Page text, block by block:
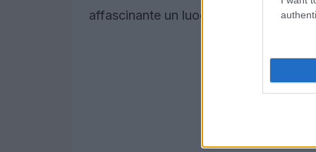
affascinante un luogo carico di storia?